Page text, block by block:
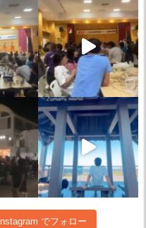
Instagram でフォロー